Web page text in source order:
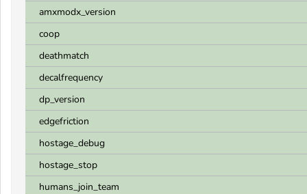
amxmodx_version
coop
deathmatch
decalfrequency
dp_version
edgefriction
hostage_debug
hostage_stop
humans_join_team